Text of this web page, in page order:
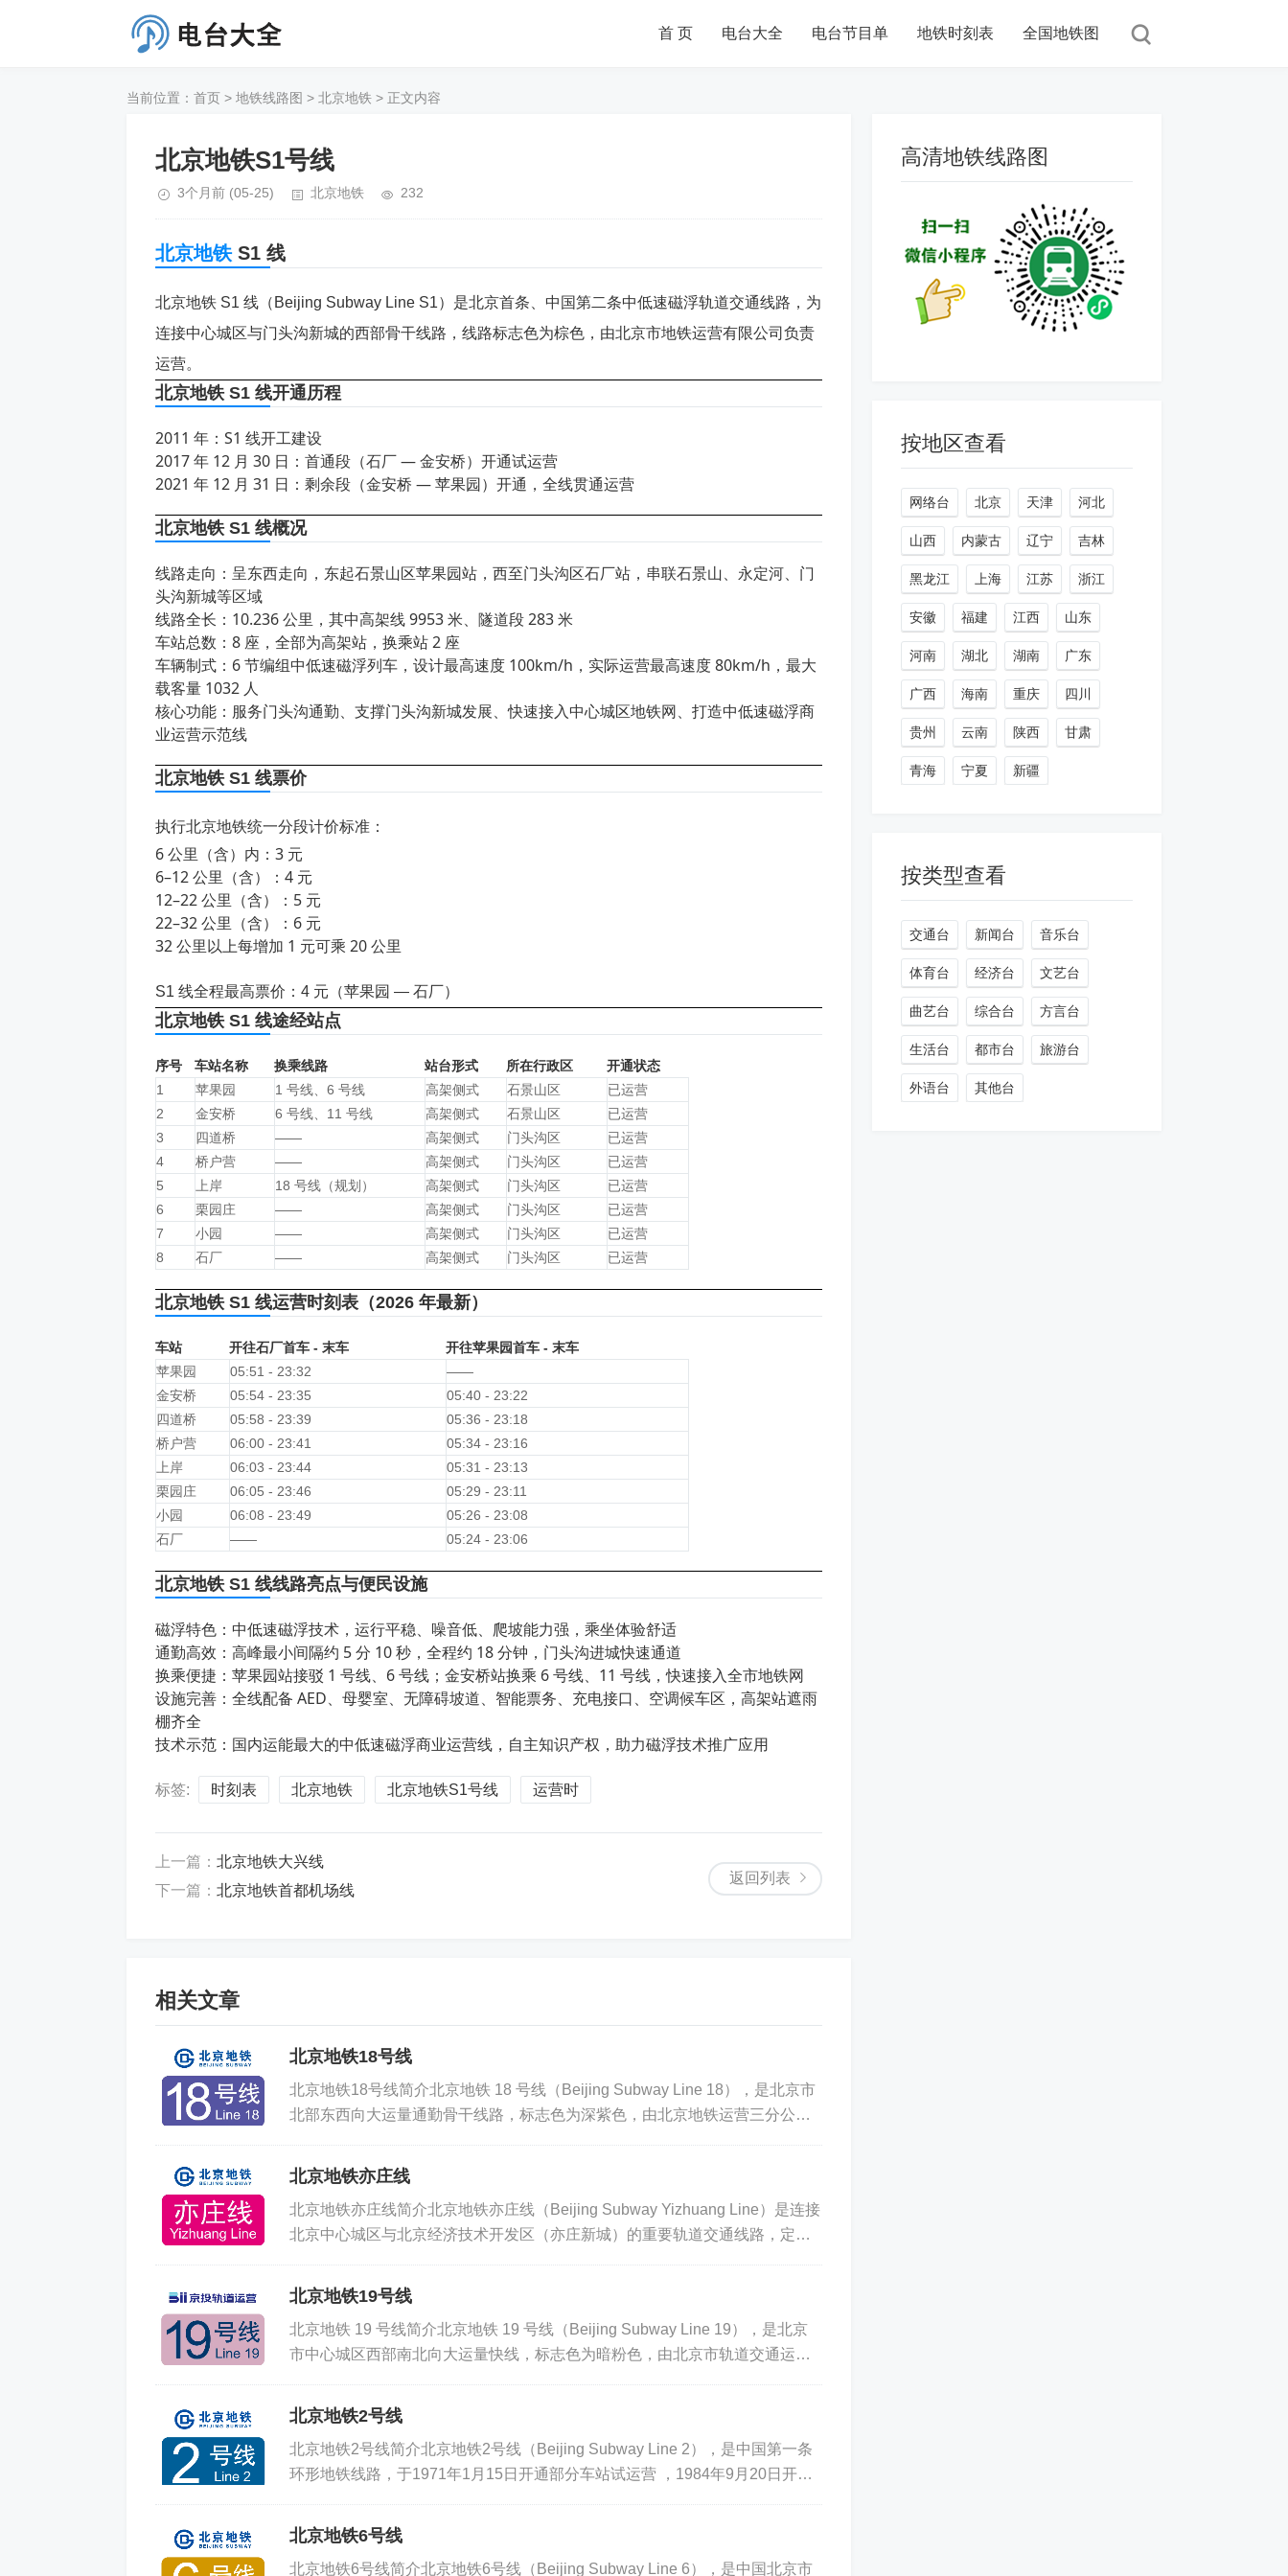
首 页 电台大全 电台节目单 地铁时刻表 全国地铁图
当前位置： 首页 > 地铁线路图 > 北京地铁 > 正文内容
北京地铁S1号线
3个月前 (05-25) 北京地铁 232
北京地铁S1 线
北京地铁 S1 线（Beijing Subway Line S1）是北京首条、中国第二条中低速磁浮轨道交通线路，为
连接中心城区与门头沟新城的西部骨干线路，线路标志色为棕色，由北京市地铁运营有限公司负责
运营。
北京地铁 S1 线开通历程
2011 年：S1 线开工建设
2017 年 12 月 30 日：首通段（石厂 — 金安桥）开通试运营
2021 年 12 月 31 日：剩余段（金安桥 — 苹果园）开通，全线贯通运营
北京地铁 S1 线概况
线路走向：呈东西走向，东起石景山区苹果园站，西至门头沟区石厂站，串联石景山、永定河、门
头沟新城等区域
线路全长：10.236 公里，其中高架线 9953 米、隧道段 283 米
车站总数：8 座，全部为高架站，换乘站 2 座
车辆制式：6 节编组中低速磁浮列车，设计最高速度 100km/h，实际运营最高速度 80km/h，最大
载客量 1032 人
核心功能：服务门头沟通勤、支撑门头沟新城发展、快速接入中心城区地铁网、打造中低速磁浮商
业运营示范线
北京地铁 S1 线票价
执行北京地铁统一分段计价标准：
6 公里（含）内：3 元
6–12 公里（含）：4 元
12–22 公里（含）：5 元
22–32 公里（含）：6 元
32 公里以上每增加 1 元可乘 20 公里
S1 线全程最高票价：4 元（苹果园 — 石厂）
北京地铁 S1 线途经站点
序号 车站名称 换乘线路 站台形式 所在行政区
开通状态
1
苹果园 1 号线、6 号线 高架侧式 石景山区
已运营
2
金安桥 6 号线、11 号线 高架侧式 石景山区
已运营
3
四道桥 —— 高架侧式 门头沟区
已运营
4
桥户营 —— 高架侧式 门头沟区
已运营
5
上岸 18 号线（规划） 高架侧式 门头沟区
已运营
6
栗园庄 —— 高架侧式 门头沟区
已运营
7
小园 —— 高架侧式 门头沟区
已运营
8
石厂 —— 高架侧式 门头沟区 已运营
北京地铁 S1 线运营时刻表 （2026 年最新）
车站 开往石厂首车 - 末车
开往苹果园首车 - 末车
苹果园
05:51 - 23:32
——
金安桥
05:54 - 23:35
05:40 - 23:22
四道桥
05:58 - 23:39
05:36 - 23:18
桥户营
06:00 - 23:41
05:34 - 23:16
上岸
06:03 - 23:44
05:31 - 23:13
栗园庄
06:05 - 23:46
05:29 - 23:11
小园
06:08 - 23:49
05:26 - 23:08
石厂
—— 05:24 - 23:06
北京地铁 S1 线线路亮点与便民设施
磁浮特色：中低速磁浮技术，运行平稳、噪音低、爬坡能力强，乘坐体验舒适
通勤高效：高峰最小间隔约 5 分 10 秒，全程约 18 分钟，门头沟进城快速通道
换乘便捷：苹果园站接驳 1 号线、6 号线；金安桥站换乘 6 号线、11 号线，快速接入全市地铁网
设施完善：全线配备 AED、母婴室、无障碍坡道、智能票务、充电接口、空调候车区，高架站遮雨
棚齐全
技术示范：国内运能最大的中低速磁浮商业运营线，自主知识产权，助力磁浮技术推广应用
标签: 时刻表 北京地铁 北京地铁S1号线 运营时
返回列表
上一篇： 北京地铁大兴线
下一篇： 北京地铁首都机场线
相关文章
北京地铁18号线
北京地铁18号线简介北京地铁 18 号线（Beijing Subway Line 18），是北京市
北部东西向大运量通勤骨干线路，标志色为深紫色，由北京地铁运营三分公司
北京地铁亦庄线
北京地铁亦庄线简介北京地铁亦庄线（Beijing Subway Yizhuang Line）是连接
北京中心城区与北京经济技术开发区（亦庄新城）的重要轨道交通线路，定位
北京地铁19号线
北京地铁 19 号线简介北京地铁 19 号线（Beijing Subway Line 19），是北京
市中心城区西部南北向大运量快线，标志色为暗粉色，由北京市轨道交通运营
北京地铁2号线
北京地铁2号线简介北京地铁2号线（Beijing Subway Line 2），是中国第一条
环形地铁线路，于1971年1月15日开通部分车站试运营 ，1984年9月20日开通
北京地铁6号线
北京地铁6号线简介北京地铁6号线（Beijing Subway Line 6），是中国北京市
高清地铁线路图
按地区查看
网络台 北京 天津 河北
山西 内蒙古 辽宁 吉林
黑龙江 上海 江苏 浙江
安徽 福建 江西 山东
河南 湖北 湖南 广东
广西 海南 重庆 四川
贵州 云南 陕西 甘肃
青海 宁夏 新疆
按类型查看
交通台 新闻台 音乐台
体育台 经济台 文艺台
曲艺台 综合台 方言台
生活台 都市台 旅游台
外语台 其他台